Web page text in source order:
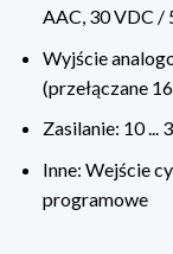
AAC, 30 VDC /
Wyjście
(przełączane
Zasilanie: 10 ...
Inne: Wejście
programowe